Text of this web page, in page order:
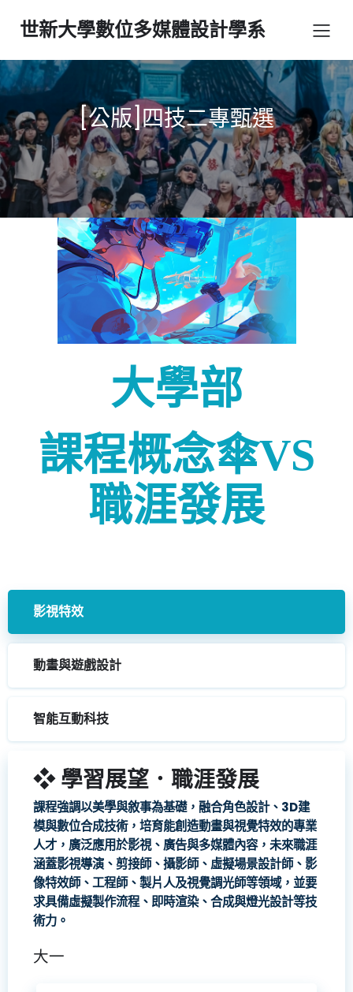
世新大學數位多媒體設計學系
[公版]四技二專甄選
大學部
課程概念傘VS
職涯發展
影視特效
動畫與遊戲設計
智能互動科技
❖ 學習展望．職涯發展
課程強調以美學與敘事為基礎，融合角色設計、3D建
模與數位合成技術，培育能創造動畫與視覺特效的專業
人才，廣泛應用於影視、廣告與多媒體內容，未來職涯
涵蓋影視導演、剪接師、攝影師、虛擬場景設計師、影
像特效師、工程師、製片人及視覺調光師等領域，並要
求具備虛擬製作流程、即時渲染、合成與燈光設計等技
術力。
大一